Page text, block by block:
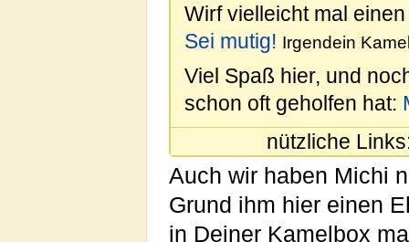
Wirf vielleicht mal
Sei mutig! Irgendein
Viel Spaß hier, und
schon oft geholfen hat:
nützliche
Auch wir haben Michi
Grund ihm hier einen
in Deiner Kamelbox